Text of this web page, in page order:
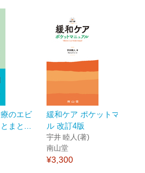
のエビ
まと...
緩和ケア ポケットマニュア
ル 改訂4版
宇井 睦人(著)
南山堂
¥3,300